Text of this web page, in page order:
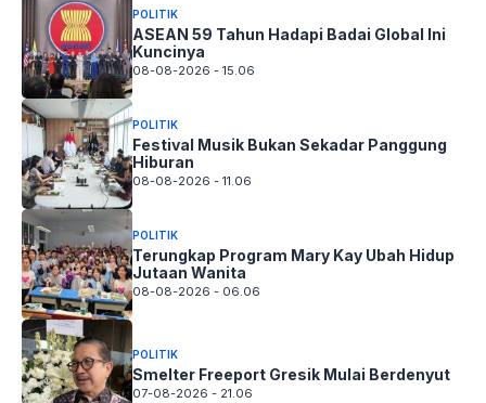
POLITIK
ASEAN 59 Tahun Hadapi Badai Global Ini
Kuncinya
08-08-2026 - 15.06
POLITIK
Festival Musik Bukan Sekadar Panggung
Hiburan
08-08-2026 - 11.06
POLITIK
Terungkap Program Mary Kay Ubah Hidup
Jutaan Wanita
08-08-2026 - 06.06
POLITIK
Smelter Freeport Gresik Mulai Berdenyut
07-08-2026 - 21.06